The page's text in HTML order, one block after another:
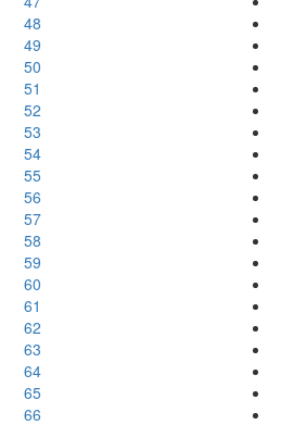
48
49
50
51
52
53
54
55
56
57
58
59
60
61
62
63
64
65
66